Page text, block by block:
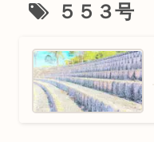
５５３号